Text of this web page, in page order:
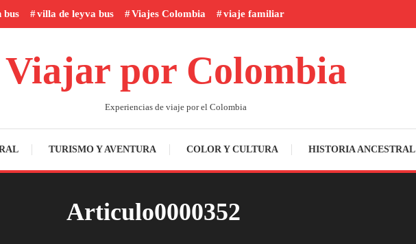
bus villa de leyva bus Viajes Colombia viaje familiar
Viajar por Colombia
Experiencias de viaje por el Colombia
TURISMO Y AVENTURA COLOR Y CULTURA HISTORIA ANCESTRAL
Articulo0000352